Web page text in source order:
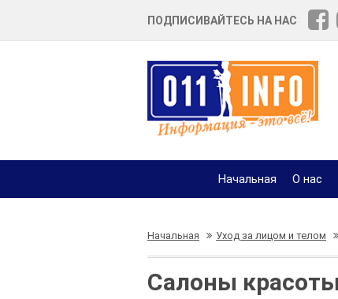
ПОДПИСИВАЙТЕСЬ НА НАС
Начальная О нас
Начальная Уход за лицом и телом
Салоны